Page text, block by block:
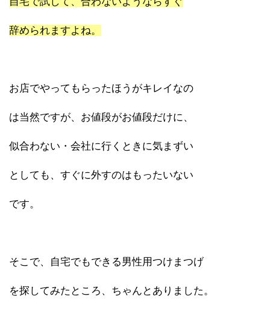
辞められますよね。
お店でやってもらったほうがキレイなの
は当然ですが、お値段がお値段だけに、
似合わない・会社に行くときに気まずい
としても、すぐに外すのはもったいない
です。
そこで、自宅でもできる男性用つけまつげ
を探してみたところ、ちゃんとありました。